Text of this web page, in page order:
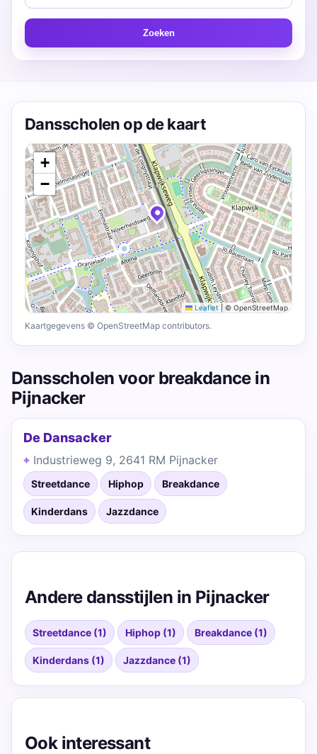
Zoeken
Dansscholen op de kaart
+
−
Leaflet |© OpenStreetMap
Kaartgegevens © OpenStreetMap contributors.
Dansscholen voor breakdance in
Pijnacker
De Dansacker
Industrieweg 9, 2641 RM Pijnacker
Streetdance Hiphop Breakdance
Kinderdans Jazzdance
Andere dansstijlen in Pijnacker
Streetdance (1) Hiphop (1) Breakdance (1)
Kinderdans (1) Jazzdance (1)
Ook interessant